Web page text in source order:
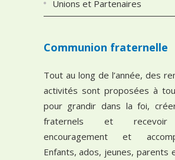
Unions et Partenaires
Communion fraternelle
Tout au long de l’année, des
activités sont proposées à
pour grandir dans la foi,
fraternels et recevoir
encouragement et
Enfants, ados, jeunes, parents